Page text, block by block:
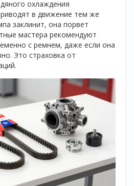
охлаждения
в движение тем же
заклинит, она порвет
мастера рекомендуют
с ремнем, даже если она
Это страховка от